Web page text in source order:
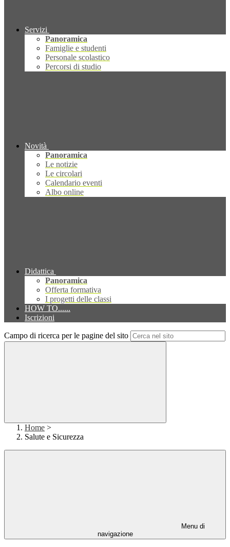
Servizi
Panoramica
Famiglie e studenti
Personale scolastico
Percorsi di studio
Novità
Panoramica
Le notizie
Le circolari
Calendario eventi
Albo online
Didattica
Panoramica
Offerta formativa
I progetti delle classi
HOW TO......
Iscrizioni
Campo di ricerca per le pagine del sito
Home >
Salute e Sicurezza
Menu di
navigazione